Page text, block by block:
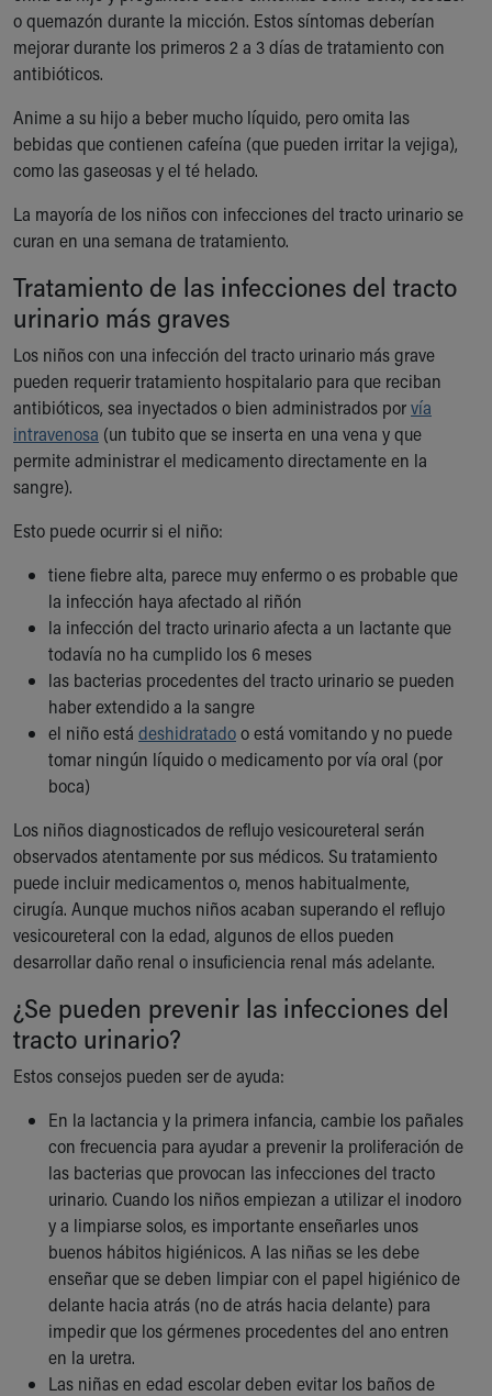
o quemazón durante la micción. Estos síntomas deberían
mejorar durante los primeros 2 a 3 días de tratamiento con
antibióticos.
Anime a su hijo a beber mucho líquido, pero omita las
bebidas que contienen cafeína (que pueden irritar la vejiga),
como las gaseosas y el té helado.
La mayoría de los niños con infecciones del tracto urinario se
curan en una semana de tratamiento.
Tratamiento de las infecciones del tracto
urinario más graves
Los niños con una infección del tracto urinario más grave
pueden requerir tratamiento hospitalario para que reciban
antibióticos, sea inyectados o bien administrados porvía
intravenosa (un tubito que se inserta en una vena y que
permite administrar el medicamento directamente en la
sangre).
Esto puede ocurrir si el niño:
tiene fiebre alta, parece muy enfermo o es probable que
la infección haya afectado al riñón
la infección del tracto urinario afecta a un lactante que
todavía no ha cumplido los 6 meses
las bacterias procedentes del tracto urinario se pueden
haber extendido a la sangre
el niño está deshidratadoo está vomitando y no puede
tomar ningún líquido o medicamento por vía oral (por
boca)
Los niños diagnosticados de reflujo vesicoureteral serán
observados atentamente por sus médicos. Su tratamiento
puede incluir medicamentos o, menos habitualmente,
cirugía. Aunque muchos niños acaban superando el reflujo
vesicoureteral con la edad, algunos de ellos pueden
desarrollar daño renal o insuficiencia renal más adelante.
¿Se pueden prevenir las infecciones del
tracto urinario?
Estos consejos pueden ser de ayuda:
En la lactancia y la primera infancia, cambie los pañales
con frecuencia para ayudar a prevenir la proliferación de
las bacterias que provocan las infecciones del tracto
urinario. Cuando los niños empiezan a utilizar el inodoro
y a limpiarse solos, es importante enseñarles unos
buenos hábitos higiénicos. A las niñas se les debe
enseñar que se deben limpiar con el papel higiénico de
delante hacia atrás (no de atrás hacia delante) para
impedir que los gérmenes procedentes del ano entren
en la uretra.
Las niñas en edad escolar deben evitar los baños de